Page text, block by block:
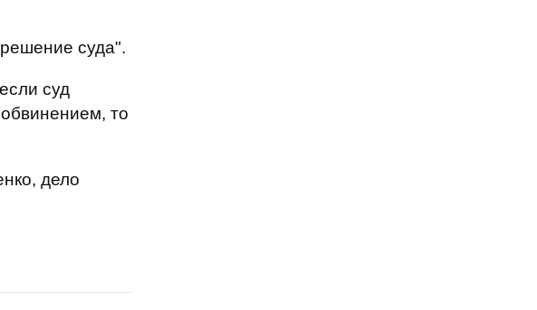
суда".
суд
то
дело